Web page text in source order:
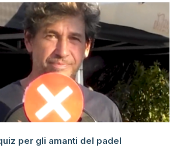
per gli amanti del padel